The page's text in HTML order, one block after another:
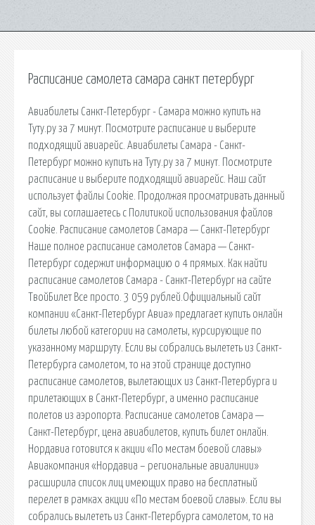
Расписание самолета самара санкт петербург
Авиабилеты Санкт-Петербург - Самара можно купить на
Туту.ру за 7 минут. Посмотрите расписание и выберите
подходящий авиарейс. Авиабилеты Самара - Санкт-
Петербург можно купить на Туту.ру за 7 минут. Посмотрите
расписание и выберите подходящий авиарейс. Наш сайт
использует файлы Cookie. Продолжая просматривать данный
сайт, вы соглашаетесь с Политикой использования файлов
Cookie. Расписание самолетов Самара — Санкт-Петербург
Наше полное расписание самолетов Самара — Санкт-
Петербург содержит информацию о 4 прямых. Как найти
расписание самолетов Самара - Санкт-Петербург на сайте
ТвойБилет Все просто. 3 059 рублей.Официальный сайт
компании «Санкт-Петербург Авиа» предлагает купить онлайн
билеты любой категории на самолеты, курсирующие по
указанному маршруту. Если вы собрались вылететь из Санкт-
Петербурга самолетом, то на этой странице доступно
расписание самолетов, вылетающих из Санкт-Петербурга и
прилетающих в Санкт-Петербург, а именно расписание
полетов из аэропорта. Расписание самолетов Самара —
Санкт-Петербург, цена авиабилетов, купить билет онлайн.
Нордавиа готовится к акции «По местам боевой славы»
Авиакомпания «Нордавиа – региональные авиалинии»
расширила список лиц имеющих право на бесплатный
перелет в рамках акции «По местам боевой славы». Если вы
собрались вылететь из Санкт-Петербурга самолетом, то на